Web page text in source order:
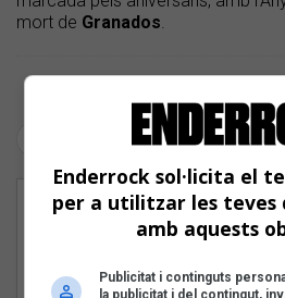
mort de Granados.
EN PORTADA
Enderrock sol·licita el
per a utilitzar les teves
amb aquests
Publicitat i continguts
la publicitat i del contingut,